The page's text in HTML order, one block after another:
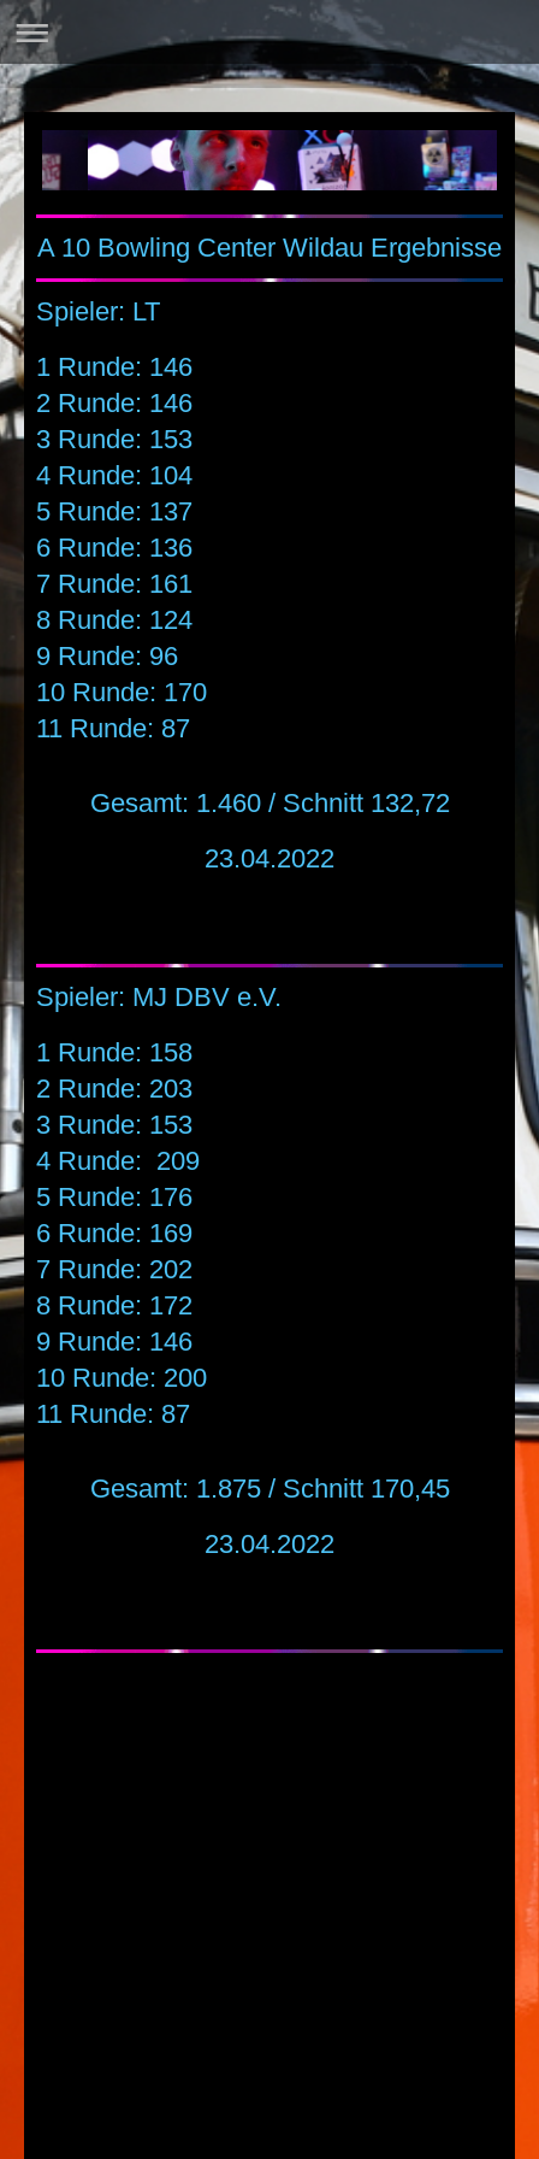
A 10 Bowling Center Wildau Ergebnisse
Spieler: LT
1 Runde: 146
2 Runde: 146
3 Runde: 153
4 Runde: 104
5 Runde: 137
6 Runde: 136
7 Runde: 161
8 Runde: 124
9 Runde: 96
10 Runde: 170
11 Runde: 87
Gesamt: 1.460 / Schnitt 132,72
23.04.2022
Spieler: MJ DBV e.V.
1 Runde: 158
2 Runde: 203
3 Runde: 153
4 Runde: 209
5 Runde: 176
6 Runde: 169
7 Runde: 202
8 Runde: 172
9 Runde: 146
10 Runde: 200
11 Runde: 87
Gesamt: 1.875 / Schnitt 170,45
23.04.2022